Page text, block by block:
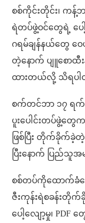
စစ်ကိုင်းတိုင်း၊ ကန့်
ရဲတပ်ဖွဲ့ဝင်တွေရဲ့ ပ
ဂရမ်ချန်နယ်တွေ ဝေ
တဲ့နောက် ပျူစောထီ
ထားတယ်လို့ သိရပ
စက်တင်ဘာ ၁၇ ရက်
ပူးပေါင်းတပ်ဖွဲ့တွ
ဖြစ်ပြီး တိုက်ခိုက်
ပြီးနောက် ပြည်သူအ
စစ်တပ်ကိုထောက်ခံရ
ဇီးကုန်းရဲစခန်းတို
ပေါ့လျော့မှု၊ PDF